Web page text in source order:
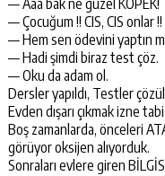
— Aaa bak ne güzel KÖPEK!
— Çocuğum !! CIS, CIS onlar !!
— Hem sen ödevini yaptın
— Hadi şimdi biraz test çöz.
— Oku da adam ol.
Dersler yapıldı, Testler
Evden dışarı çıkmak izne
Boş zamanlarda, önceleri
görüyor oksijen alıyorduk.
Sonraları evlere giren